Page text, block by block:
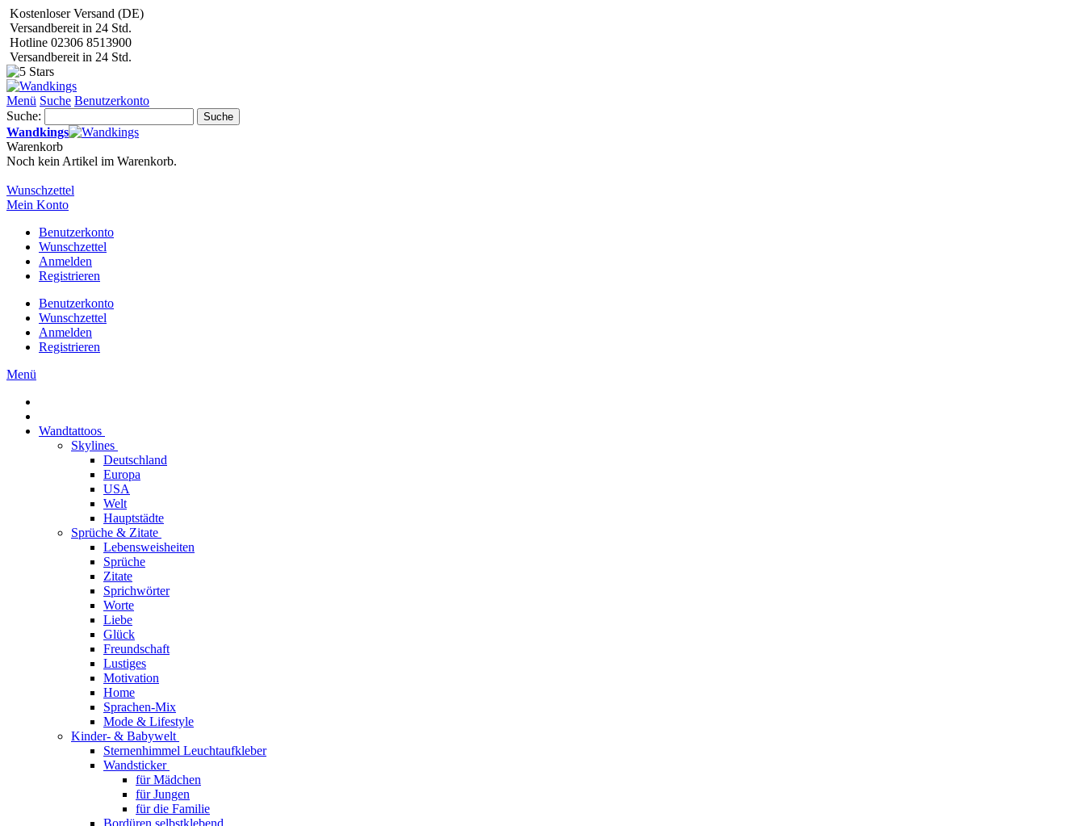
Kostenloser Versand (DE)
Versandbereit in 24 Std.
Hotline 02306 8513900
Versandbereit in 24 Std.
Menü Suche Benutzerkonto
Suche:
Suche
Wandkings
Warenkorb
Noch kein Artikel im Warenkorb.
Wunschzettel
Mein Konto
Benutzerkonto
Wunschzettel
Anmelden
Registrieren
Benutzerkonto
Wunschzettel
Anmelden
Registrieren
Menü
Wandtattoos
Skylines
Deutschland
Europa
USA
Welt
Hauptstädte
Sprüche & Zitate
Lebensweisheiten
Sprüche
Zitate
Sprichwörter
Worte
Liebe
Glück
Freundschaft
Lustiges
Motivation
Home
Sprachen-Mix
Mode & Lifestyle
Kinder- & Babywelt
Sternenhimmel Leuchtaufkleber
Wandsticker
für Mädchen
für Jungen
für die Familie
Bordüren selbstklebend